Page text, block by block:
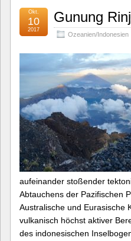
Gunung
Ozeanien/Indonesien
Okt.
10
2017
aufeinander stoßender
Abtauchens der Pazifischen
Australische und Eurasische
vulkanisch höchst aktiver
des indonesischen